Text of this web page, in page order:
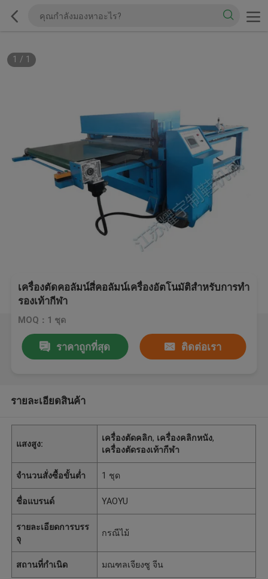
1 / 1
เครื่องตัดคอลัมน์สี่คอลัมน์เครื่องอัตโนมัติสำหรับการทำ
รองเท้ากีฬา
MOQ：1 ชุด
ราคาถูกที่สุด ติดต่อเรา
รายละเอียดสินค้า
แสงสูง:
เครื่องตัดคลิก, เครื่องคลิกหนัง,
เครื่องตัดรองเท้ากีฬา
จำนวนสั่งซื้อขั้นต่ำ 1 ชุด
ชื่อแบรนด์ YAOYU
รายละเอียดการบรร
จุ
กรณีไม้
สถานที่กำเนิด มณฑลเจียงซู จีน